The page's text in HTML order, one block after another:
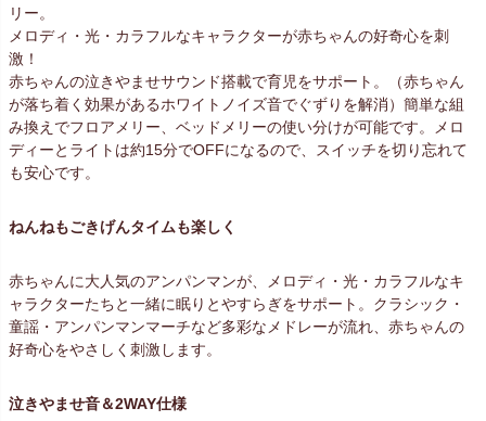
リー。
メロディ・光・カラフルなキャラクターが赤ちゃんの好奇心を刺
激！
赤ちゃんの泣きやませサウンド搭載で育児をサポート。（赤ちゃん
が落ち着く効果があるホワイトノイズ音でぐずりを解消）簡単な組
み換えでフロアメリー、ベッドメリーの使い分けが可能です。メロ
ディーとライトは約15分でOFFになるので、スイッチを切り忘れて
も安心です。
ねんねもごきげんタイムも楽しく
赤ちゃんに大人気のアンパンマンが、メロディ・光・カラフルなキ
ャラクターたちと一緒に眠りとやすらぎをサポート。クラシック・
童謡・アンパンマンマーチなど多彩なメドレーが流れ、赤ちゃんの
好奇心をやさしく刺激します。
泣きやませ音＆2WAY仕様